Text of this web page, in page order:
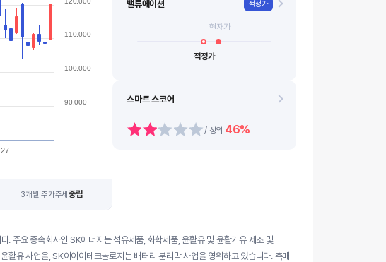
90,000
100,000
110,000
3개월 주가추세중립
밸류에이션 적정가
현재가
적정가
스마트 스코어
/ 상위 46%
. 주요 종속회사인 SK에너지는 석유제품, 화학제품, 윤활유 및 윤활기유 제조 및
유 사업을, SK아이이테크놀로지는 배터리 분리막 사업을 영위하고 있습니다. 촉매